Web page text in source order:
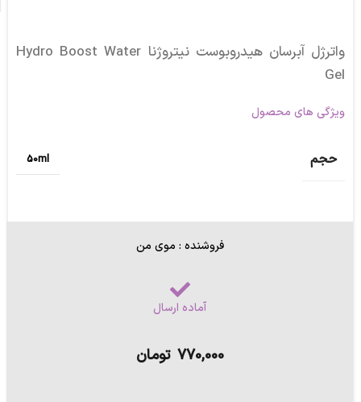
واترژل آبرسان هیدروبوست نیتروژنا Hydro Boost Water
Gel
ویژگی های محصول
حجم 50ml
فروشنده : موی من
آماده ارسال
770,000 تومان